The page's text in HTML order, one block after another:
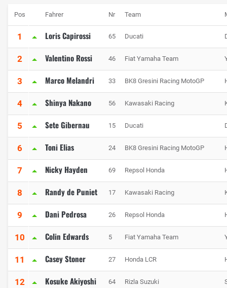
Pos Fahrer Nr Team
1 Loris Capirossi 65 Ducati
2 Valentino Rossi 46 Fiat Yamaha Team
3 Marco Melandri 33 BK8 Gresini Racing MotoGP
4 Shinya Nakano 56 Kawasaki Racing
5 Sete Gibernau 15 Ducati
6 Toni Elias 24 BK8 Gresini Racing MotoGP
7 Nicky Hayden 69 Repsol Honda
8 Randy de Puniet 17 Kawasaki Racing
9 Dani Pedrosa 26 Repsol Honda
10 Colin Edwards 5 Fiat Yamaha Team
11 Casey Stoner 27 Honda LCR
12 Kosuke Akiyoshi 64 Rizla Suzuki